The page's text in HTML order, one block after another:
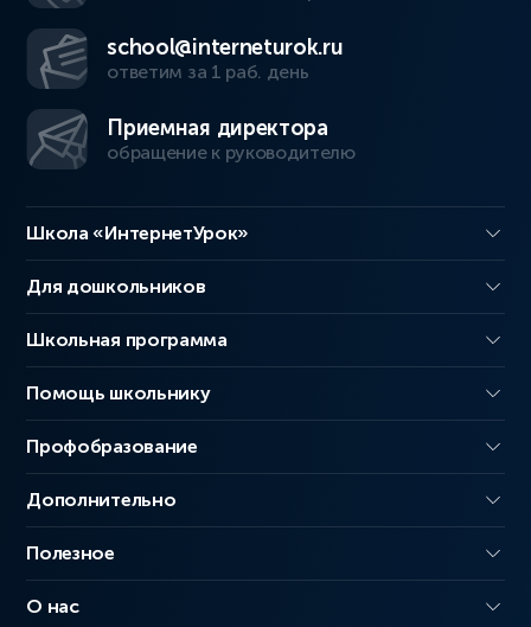
school@interneturok.ru
ответим за 1 раб. день
Приемная директора
обращение к руководителю
Школа «ИнтернетУрок»
Для дошкольников
Школьная программа
Помощь школьнику
Профобразование
Дополнительно
Полезное
О нас